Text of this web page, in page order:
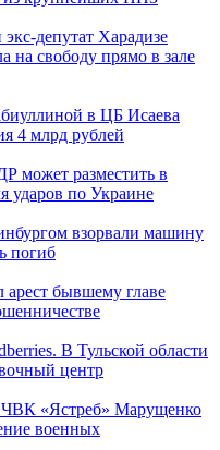
депутат Харадизе
на свободу прямо в зале
в ЦБ Исаева
4 млрд рублей
может разместить в
ударов по Украине
взорвали машину
погиб
арест бывшему главе
В Тульской области
центр
ЧВК «Ястреб» Марущенко
военных